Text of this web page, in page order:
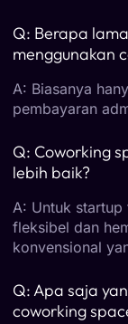
Q: Berapa
menggunakan
A: Biasanya
pembayaran
Q: Coworking
lebih baik?
A: Untuk
fleksibel dan
konvensional
Q: Apa saja
coworking